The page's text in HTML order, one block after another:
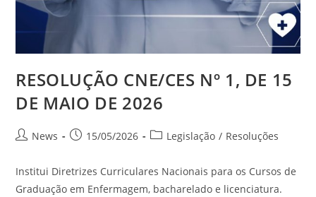
RESOLUÇÃO CNE/CES Nº 1, DE 15
DE MAIO DE 2026
News 15/05/2026 Legislação / Resoluções
Institui Diretrizes Curriculares Nacionais para os Cursos de
Graduação em Enfermagem, bacharelado e licenciatura.